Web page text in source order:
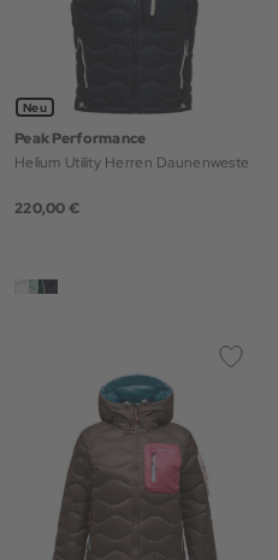
Neu
Peak Performance
Helium Utility Herren Daunenweste
220,00 €